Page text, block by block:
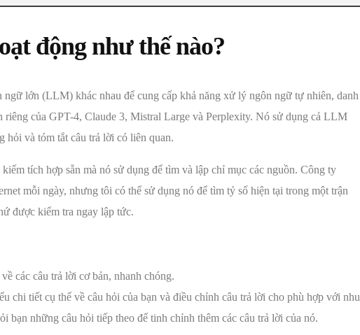
động như thế nào?
ngữ lớn (LLM) khác nhau để cung cấp khả năng xử lý ngôn ngữ tự nhiên, danh
riêng của GPT-4, Claude 3, Mistral Large và Perplexity. Nó sử dụng cả LLM
hỏi và tóm tắt câu trả lời có liên quan.
tích hợp sẵn mà nó sử dụng để tìm và lập chỉ mục các nguồn. Công ty
mỗi ngày, nhưng tôi có thể sử dụng nó để tìm tỷ số hiện tại trong một trận
được kiểm tra ngay lập tức.
các câu trả lời cơ bản, nhanh chóng.
chi tiết cụ thể về câu hỏi của bạn và điều chỉnh câu trả lời cho phù hợp với nhu
bạn những câu hỏi tiếp theo để tinh chỉnh thêm các câu trả lời của nó.